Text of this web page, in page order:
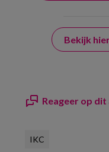
Bekijk
Reageer op
IKC